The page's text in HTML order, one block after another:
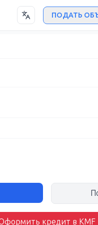
ПОДАТЬ
кредит в KMF